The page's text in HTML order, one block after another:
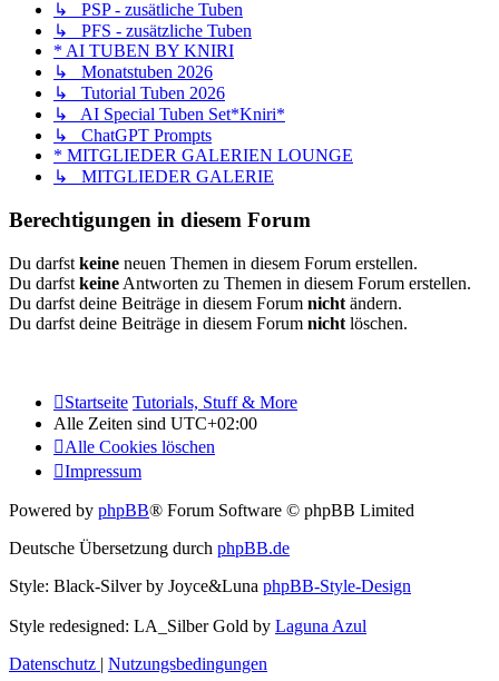
↳ PSP - zusätliche Tuben
↳ PFS - zusätzliche Tuben
* AI TUBEN BY KNIRI
↳ Monatstuben 2026
↳ Tutorial Tuben 2026
↳ AI Special Tuben Set*Kniri*
↳ ChatGPT Prompts
* MITGLIEDER GALERIEN LOUNGE
↳ MITGLIEDER GALERIE
Berechtigungen in diesem Forum
Du darfst keine neuen Themen in diesem Forum erstellen.
Du darfst keine Antworten zu Themen in diesem Forum erstellen.
Du darfst deine Beiträge in diesem Forum nicht ändern.
Du darfst deine Beiträge in diesem Forum nicht löschen.
Startseite Tutorials, Stuff & More
Alle Zeiten sind UTC+02:00
Alle Cookies löschen
Impressum
Powered by phpBB® Forum Software © phpBB Limited
Deutsche Übersetzung durch phpBB.de
Style: Black-Silver by Joyce&Luna phpBB-Style-Design
Style redesigned: LA_Silber Gold by Laguna Azul
Datenschutz | Nutzungsbedingungen